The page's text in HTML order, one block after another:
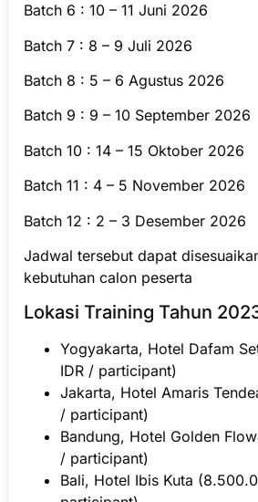
Batch 6 : 10 – 11 Juni 2026
Batch 7 : 8 – 9 Juli 2026
Batch 8 : 5 – 6 Agustus 2026
Batch 9 : 9 – 10 September 2026
Batch 10 : 14 – 15 Oktober 2026
Batch 11 : 4 – 5 November 2026
Batch 12 : 2 – 3 Desember 2026
Jadwal tersebut dapat
kebutuhan calon peserta
Lokasi Training Tahun
Yogyakarta, Hotel Dafam
IDR / participant)
Jakarta, Hotel Amaris
/ participant)
Bandung, Hotel Golden
/ participant)
Bali, Hotel Ibis Kuta